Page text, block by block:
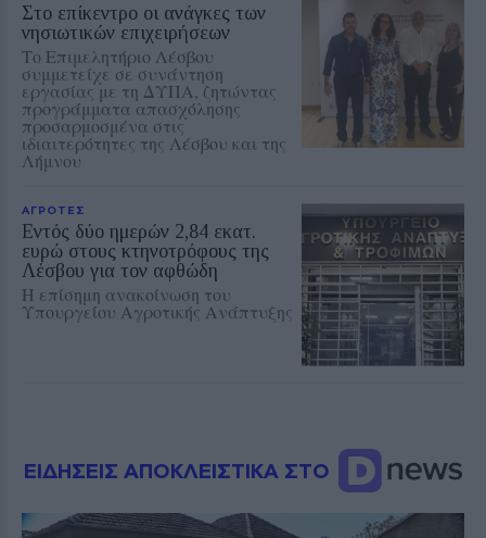
Στο επίκεντρο οι ανάγκες των
νησιωτικών επιχειρήσεων
Το Επιμελητήριο Λέσβου
συμμετείχε σε συνάντηση
εργασίας με τη ΔΥΠΑ, ζητώντας
προγράμματα απασχόλησης
προσαρμοσμένα στις
ιδιαιτερότητες της Λέσβου και της
Λήμνου
ΑΓΡΟΤΕΣ
Εντός δύο ημερών 2,84 εκατ.
ευρώ στους κτηνοτρόφους της
Λέσβου για τον αφθώδη
Η επίσημη ανακοίνωση του
Υπουργείου Αγροτικής Ανάπτυξης
ΕΙΔΗΣΕΙΣ ΑΠΟΚΛΕΙΣΤΙΚΑ ΣΤΟ